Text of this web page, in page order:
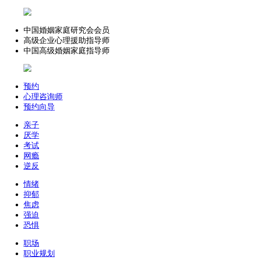
中国婚姻家庭研究会会员
高级企业心理援助指导师
中国高级婚姻家庭指导师
预约
心理咨询师
预约向导
亲子
厌学
考试
网瘾
逆反
情绪
抑郁
焦虑
强迫
恐惧
职场
职业规划